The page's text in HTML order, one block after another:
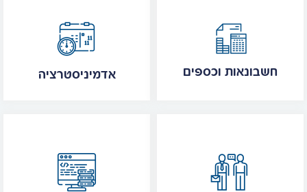
אדמיניסטרציה חשבונאות וכספים